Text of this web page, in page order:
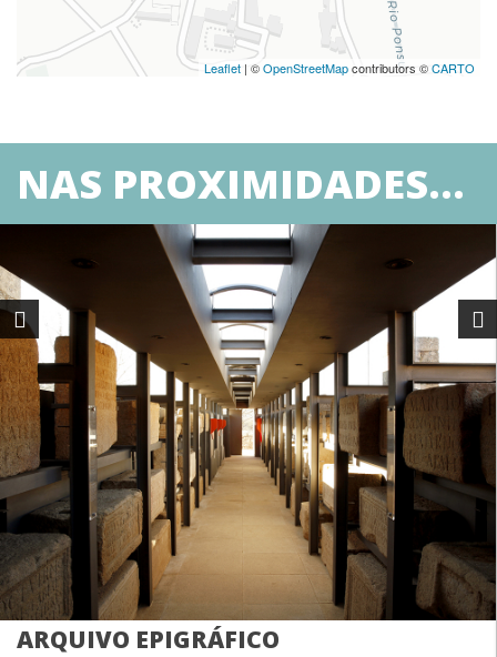
Leaflet | ©OpenStreetMapcontributors ©CARTO
NAS PROXIMIDADES...
ARQUIVO EPIGRÁFICO